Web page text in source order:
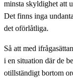
minsta skyldighet att
Det finns inga
det oförlåtliga.
Så att med
i en situation där de
otillständigt bortom